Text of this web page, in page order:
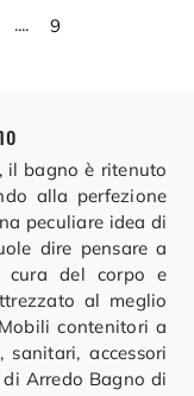
.... 9
il bagno è ritenuto
alla perfezione
peculiare idea di
dire pensare a
cura del corpo e
al meglio
contenitori a
sanitari, accessori
Arredo Bagno di